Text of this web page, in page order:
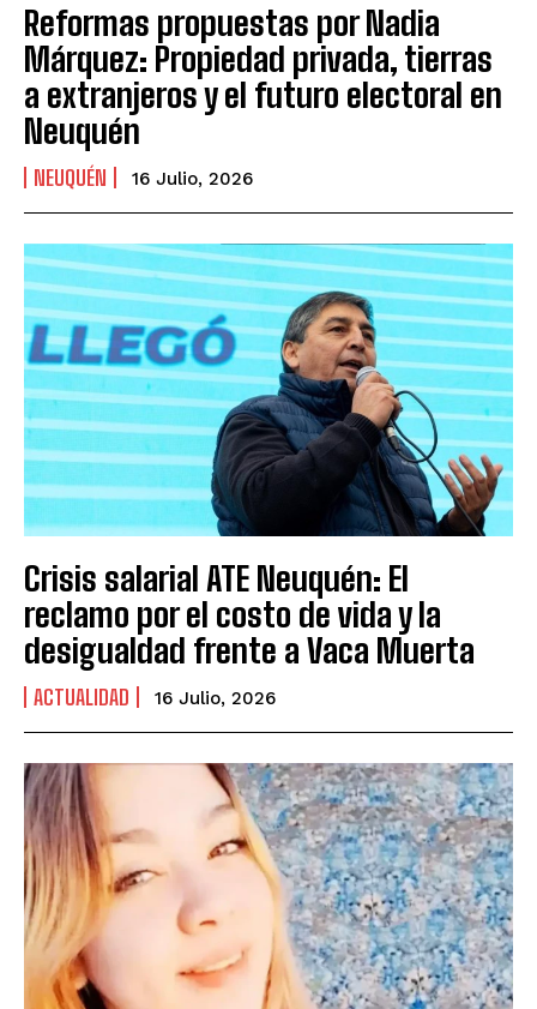
Reformas propuestas por Nadia
Márquez: Propiedad privada, tierras
a extranjeros y el futuro electoral en
Neuquén
NEUQUÉN 16 Julio, 2026
Crisis salarial ATE Neuquén: El
reclamo por el costo de vida y la
desigualdad frente a Vaca Muerta
ACTUALIDAD 16 Julio, 2026